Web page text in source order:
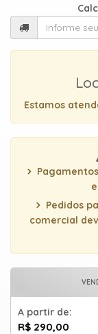
Envie-
nos
Estamos
Pedidos
comercial
A partir de:
R$ 290,00